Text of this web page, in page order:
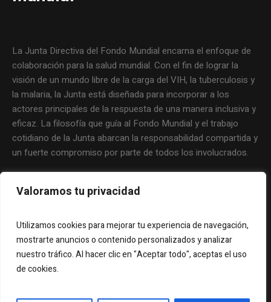
Valoramos tu privacidad
Utilizamos cookies para mejorar tu experiencia de navegación,
mostrarte anuncios o contenido personalizados y analizar
nuestro tráfico. Al hacer clic en "Aceptar todo", aceptas el uso
de cookies.
La Junta Directiva del Fondo Mundial encarna el enfoque de
colaboración para la salud mundial. Con el fin de lograr la
visión de un mundo libre de la carga del VIH, la tuberculosis y
la malaria, la Junta está diseñada para incorporar a los
actores principales de la respuesta de una manera inclusiva y
eficaz. La filosofía que guía al Fondo Mundial y el trabajo
cotidiano de la Junta abarcan la responsabilidad compartida y
un fuerte compromiso por parte de todos los involucrados.